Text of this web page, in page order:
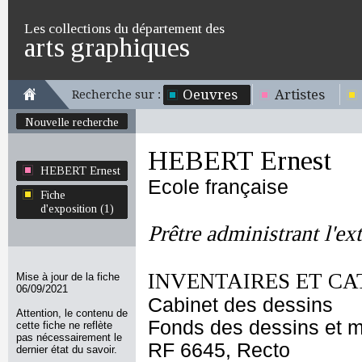
Les collections du département des
arts graphiques
Recherche sur : Oeuvres Artistes
Nouvelle recherche
HEBERT Ernest
Fiche
d'exposition (1)
Mise à jour de la fiche
06/09/2021
Attention, le contenu de
cette fiche ne reflète
pas nécessairement le
dernier état du savoir.
HEBERT Ernest
Ecole française
Prêtre administrant
INVENTAIRES ET
Cabinet des dessins
Fonds des dessins et
RF 6645, Recto